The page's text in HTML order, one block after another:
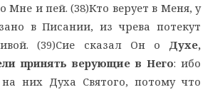
Мне и пей. (38)Кто верует в Меня, у
в Писании, из чрева потекут
(39)Сие сказал Он о Духе,
принять верующие в Него: ибо
них Духа Святого, потому что